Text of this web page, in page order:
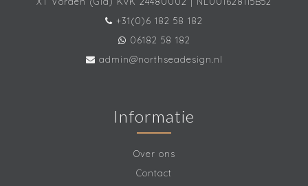
+31(0)6 182 58 182
06182 58 182
admin@northseadesign.nl
Informatie
Over ons
Contact